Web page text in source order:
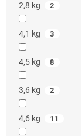
2,8 kg 2
4,1 kg 3
4,5 kg 8
3,6 kg 2
4,6 kg 11